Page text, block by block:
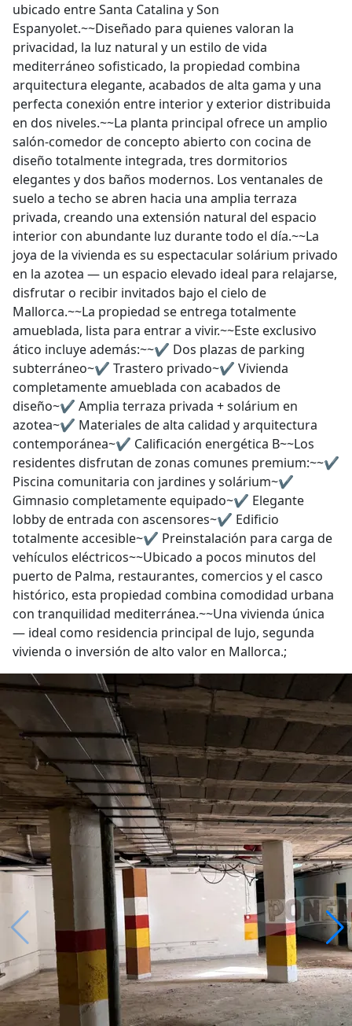
ubicado entre Santa Catalina y Son
Espanyolet.~~Diseñado para quienes valoran la
privacidad, la luz natural y un estilo de vida
mediterráneo sofisticado, la propiedad combina
arquitectura elegante, acabados de alta gama y una
perfecta conexión entre interior y exterior distribuida
en dos niveles.~~La planta principal ofrece un amplio
salón-comedor de concepto abierto con cocina de
diseño totalmente integrada, tres dormitorios
elegantes y dos baños modernos. Los ventanales de
suelo a techo se abren hacia una amplia terraza
privada, creando una extensión natural del espacio
interior con abundante luz durante todo el día.~~La
joya de la vivienda es su espectacular solárium privado
en la azotea — un espacio elevado ideal para relajarse,
disfrutar o recibir invitados bajo el cielo de
Mallorca.~~La propiedad se entrega totalmente
amueblada, lista para entrar a vivir.~~Este exclusivo
ático incluye además:~~✔ Dos plazas de parking
subterráneo~✔ Trastero privado~✔ Vivienda
completamente amueblada con acabados de
diseño~✔ Amplia terraza privada + solárium en
azotea~✔ Materiales de alta calidad y arquitectura
contemporánea~✔ Calificación energética B~~Los
residentes disfrutan de zonas comunes premium:~~✔
Piscina comunitaria con jardines y solárium~✔
Gimnasio completamente equipado~✔ Elegante
lobby de entrada con ascensores~✔ Edificio
totalmente accesible~✔ Preinstalación para carga de
vehículos eléctricos~~Ubicado a pocos minutos del
puerto de Palma, restaurantes, comercios y el casco
histórico, esta propiedad combina comodidad urbana
con tranquilidad mediterránea.~~Una vivienda única
— ideal como residencia principal de lujo, segunda
vivienda o inversión de alto valor en Mallorca.;